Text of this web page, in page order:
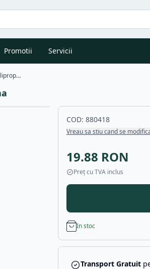
Promotii Servicii
Tava Hendi Gastronorm GN 1/6 150 mm 2.4 lt - polipropilena
COD: 880418
Vreau sa stiu cand se
19.88 RON
Preț cu TVA inclus
In stoc
Transport Gratuit